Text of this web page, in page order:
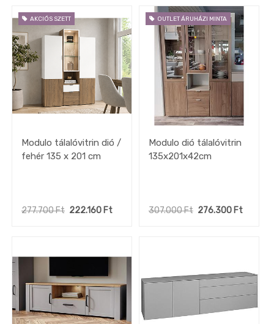
szék
OUTLET
hálószoba
OUTLET
lámpa
OUTLET
étkezőasztal
OUTLET
OUTLET
bárasztal
AKCIÓS SZETT
Modulo tálalóvitrin dió /
fehér 135 x 201 cm
277.700Ft 222.160 Ft
OUTLET ÁRUHÁZI MINTA
Modulo dió tálalóvitrin
135x201x42cm
307.000Ft 276.300Ft